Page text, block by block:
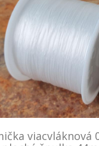
viacvláknová